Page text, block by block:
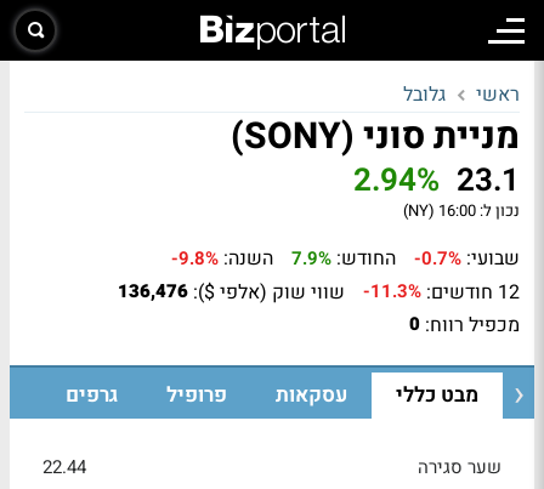
ראשי גלובל
מניית סוני (SONY)
23.1
2.94%
נכון ל: 16:00 (NY)
שבועי: -0.7% החודש: 7.9% השנה: -9.8%
12 חודשים: -11.3% שווי שוק (אלפי $): 136,476
מכפיל רווח: 0
מבט כללי עסקאות פרופיל גרפים
שער סגירה
22.44